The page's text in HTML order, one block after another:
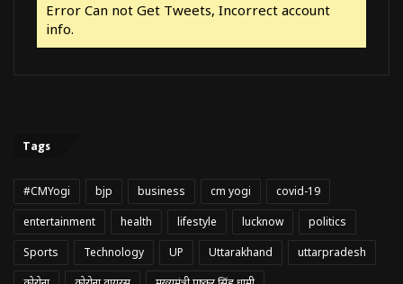
Error Can not Get Tweets, Incorrect account
info.
Tags
#CMYogi bjp business cm yogi
covid-19
entertainment
health lifestyle lucknow
politics
Sports
Technology UP Uttarakhand
uttarpradesh